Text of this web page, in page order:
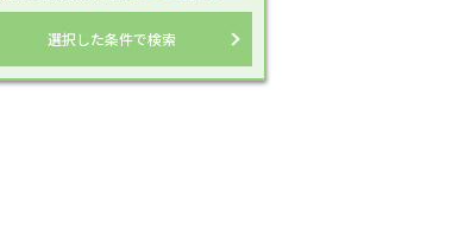
選択した条件で検索